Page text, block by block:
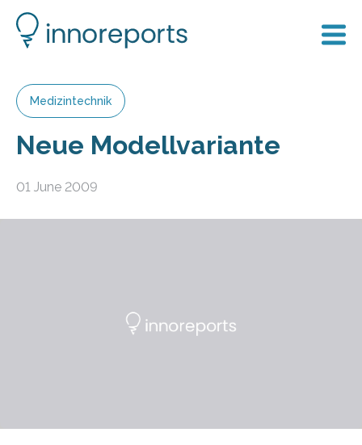
Medizintechnik
Neue Modellvariante
01 June 2009